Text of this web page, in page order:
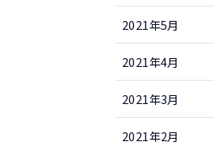
2021年5月
2021年4月
2021年3月
2021年2月